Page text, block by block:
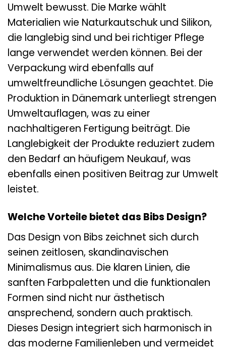
Umwelt bewusst. Die Marke wählt
Materialien wie Naturkautschuk und Silikon,
die langlebig sind und bei richtiger Pflege
lange verwendet werden können. Bei der
Verpackung wird ebenfalls auf
umweltfreundliche Lösungen geachtet. Die
Produktion in Dänemark unterliegt strengen
Umweltauflagen, was zu einer
nachhaltigeren Fertigung beiträgt. Die
Langlebigkeit der Produkte reduziert zudem
den Bedarf an häufigem Neukauf, was
ebenfalls einen positiven Beitrag zur Umwelt
leistet.
Welche Vorteile bietet das Bibs Design?
Das Design von Bibs zeichnet sich durch
seinen zeitlosen, skandinavischen
Minimalismus aus. Die klaren Linien, die
sanften Farbpaletten und die funktionalen
Formen sind nicht nur ästhetisch
ansprechend, sondern auch praktisch.
Dieses Design integriert sich harmonisch in
das moderne Familienleben und vermeidet